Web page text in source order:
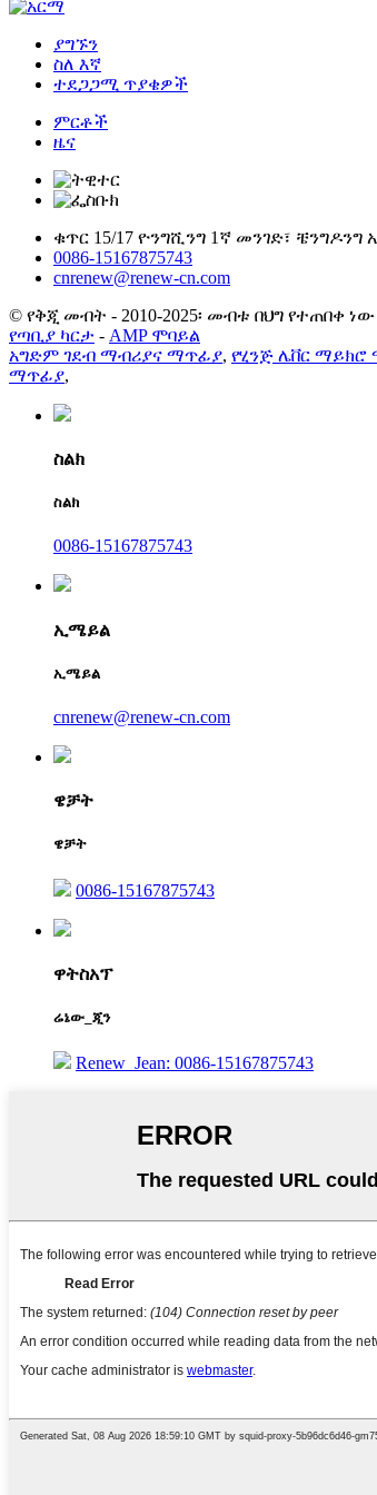
ያግኙን
ስለ እኛ
ተደጋጋሚ ጥያቄዎች
ምርቶች
ዜና
ቁጥር 15/17 ዮንግሺንግ 1ኛ መንገድ፣ ቼንግዶንግ
0086-15167875743
cnrenew@renew-cn.com
© የቅጂ መብት - 2010-2025፡ መብቱ በህግ የተጠበቀ
የጣቢያ ካርታ - AMP ሞባይል
አግድም ገደብ ማብሪያና ማጥፊያ, የሂንጅ ሌቨር
ማጥፊያ,
ስልክ
ስልክ
0086-15167875743
ኢሜይል
ኢሜይል
cnrenew@renew-cn.com
ዌቻት
ዌቻት
0086-15167875743
ዋትስአፕ
ሬኔው_ጂን
Renew_Jean: 0086-15167875743